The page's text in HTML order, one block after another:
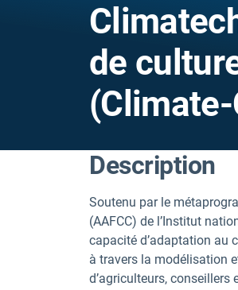
de
(Climate-
Description
Soutenu par le
(AAFCC) de l’Institut
capacité d’adaptation au
à travers la modélisation
d’agriculteurs, conseillers